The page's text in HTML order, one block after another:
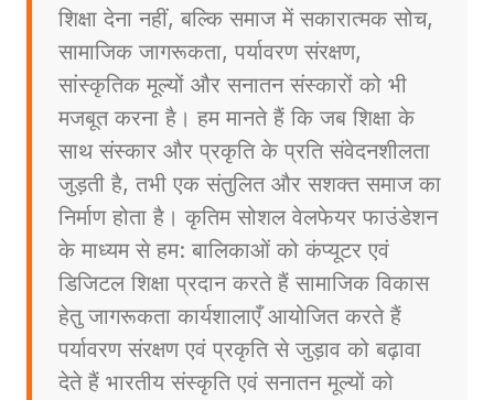
शिक्षा देना नहीं, बल्कि समाज में सकारात्मक सोच,
सामाजिक जागरूकता, पर्यावरण संरक्षण,
सांस्कृतिक मूल्यों और सनातन संस्कारों को भी
मजबूत करना है। हम मानते हैं कि जब शिक्षा के
साथ संस्कार और प्रकृति के प्रति संवेदनशीलता
जुड़ती है, तभी एक संतुलित और सशक्त समाज का
निर्माण होता है। कृतिम सोशल वेलफेयर फाउंडेशन
के माध्यम से हम: बालिकाओं को कंप्यूटर एवं
डिजिटल शिक्षा प्रदान करते हैं सामाजिक विकास
हेतु जागरूकता कार्यशालाएँ आयोजित करते हैं
पर्यावरण संरक्षण एवं प्रकृति से जुड़ाव को बढ़ावा
देते हैं भारतीय संस्कृति एवं सनातन मूल्यों को